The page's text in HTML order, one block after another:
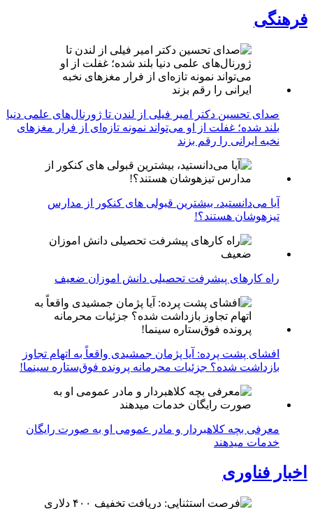
فرهنگی
صدای تحسین دکتر امیر فیلی از لندن تا ژورنال‌های علمی دنیا
بلند شده؛ غفلت از او می‌تواند نمونه تازه‌ای از فرار مغزهای
نخبه ایرانی را رقم بزند
آیا می‌دانستید، بیشترین قبولی های کنکور از مدارس
تیزهوشان هستند؟!
راه کارهای پیشرفت تحصیلی دانش اموزان ضعیف
افشای پشت پرده: آیا پژمان جمشیدی واقعاً به اتهام تجاوز
بازداشت شده؟ جزئیات محرمانه پرونده فوق‌ستاره سینما!
معرفی بچه کلاهبردار و مادر عمومی او به صورت رایگان
خدمات میدهند
اخبار فناوری